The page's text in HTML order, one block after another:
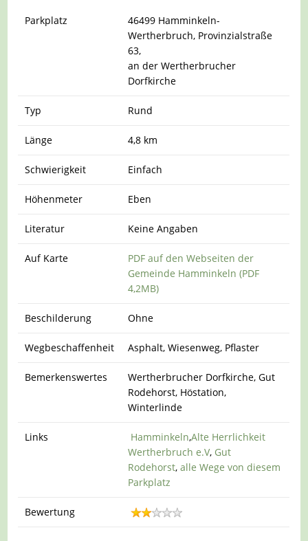
Parkplatz
46499 Hamminkeln-
Wertherbruch, Provinzialstraße
63,
an der Wertherbrucher
Dorfkirche
Typ Rund
Länge 4,8 km
Schwierigkeit Einfach
Höhenmeter Eben
Literatur Keine Angaben
Auf Karte
PDF auf den Webseiten der
Gemeinde Hamminkeln (PDF
4,2MB)
Beschilderung Ohne
Wegbeschaffenheit Asphalt, Wiesenweg, Pflaster
Bemerkenswertes
Wertherbrucher Dorfkirche, Gut
Rodehorst, Höstation,
Winterlinde
Links Hamminkeln,Alte Herrlichkeit
Wertherbruch e.V, Gut
Rodehorst,alle Wege von diesem
Parkplatz
Bewertung